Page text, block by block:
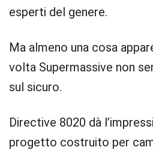
esperti del genere.
Ma almeno una cosa
volta Supermassive non
sul sicuro.
Directive 8020 dà
progetto costruito per